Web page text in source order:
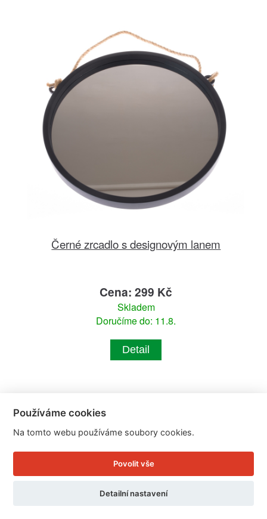
Černé zrcadlo s designovým lanem
Cena: 299 Kč
Skladem
Doručíme do: 11.8.
Detail
Používáme cookies
Na tomto webu používáme soubory cookies.
Povolit vše
Detailní nastavení